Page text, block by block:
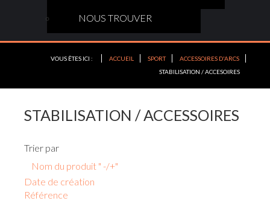
NOUS TROUVER
VOUS ÊTES ICI : ACCUEIL SPORT
ACCESSOIRES D'ARCS
STABILISATION / ACCESOIRES
STABILISATION / ACCESSOIRES
Trier par
Nom du produit " -/+"
Date de création
Référence